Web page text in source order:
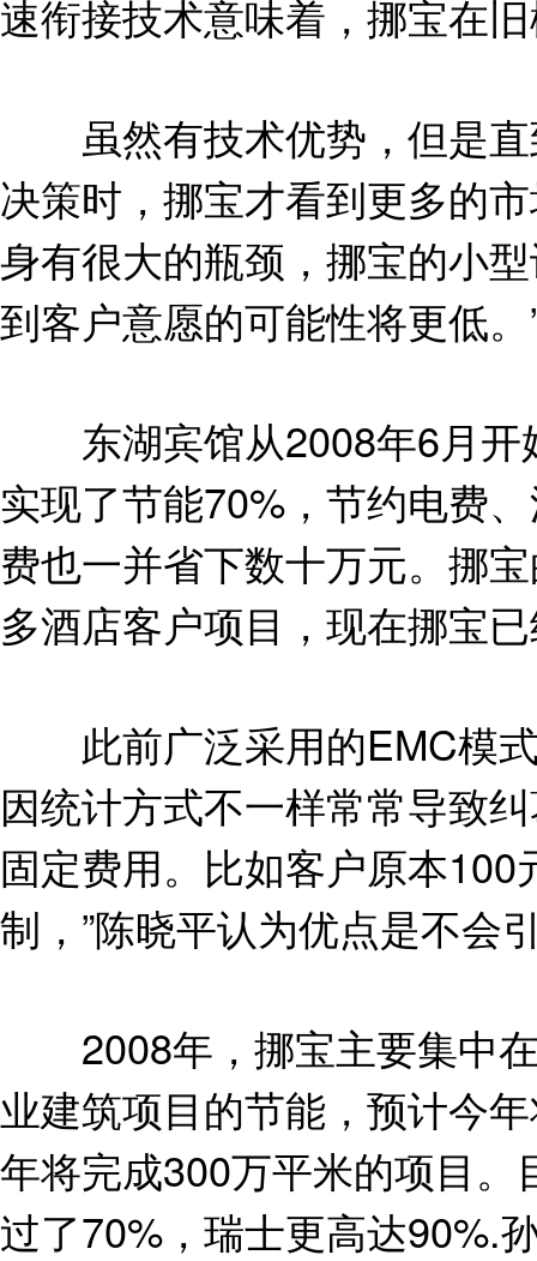
速衔接技术意味着，挪宝在
虽然有技术优势，但是直
决策时，挪宝才看到更多的
身有很大的瓶颈，挪宝的小
到客户意愿的可能性将更低
东湖宾馆从2008年6月开
实现了节能70%，节约电费
费也一并省下数十万元。挪
多酒店客户项目，现在挪宝
此前广泛采用的EMC模式
因统计方式不一样常常导致
固定费用。比如客户原本
制，”陈晓平认为优点是不会
2008年，挪宝主要集中在
业建筑项目的节能，预计今
年将完成300万平米的项目
过了70%，瑞士更高达90%.